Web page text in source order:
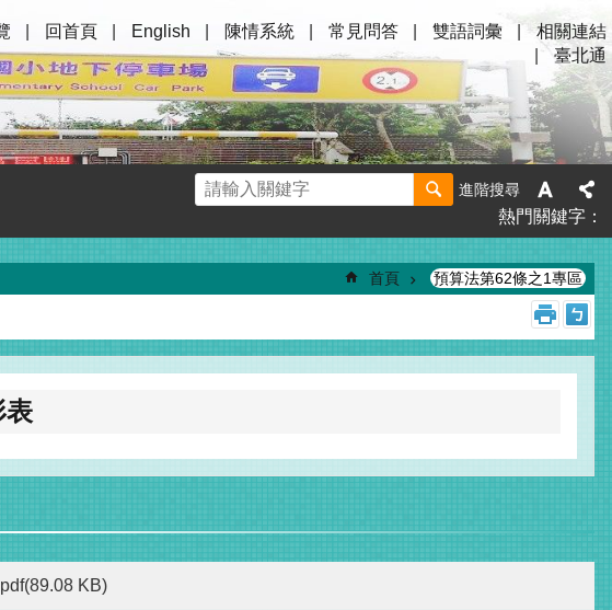
回首頁 English 陳情系統 常見問答 雙語詞彙
相關連結
臺北通
進階搜尋
熱門關鍵字
首頁 預算法第62條之1專區
表
pdf(89.08 KB)